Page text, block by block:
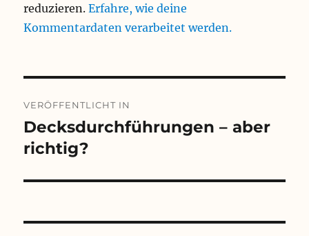
reduzieren.Erfahre, wie deine
Kommentardaten verarbeitet werden.
VERÖFFENTLICHT IN
Decksdurchführungen – aber
richtig?